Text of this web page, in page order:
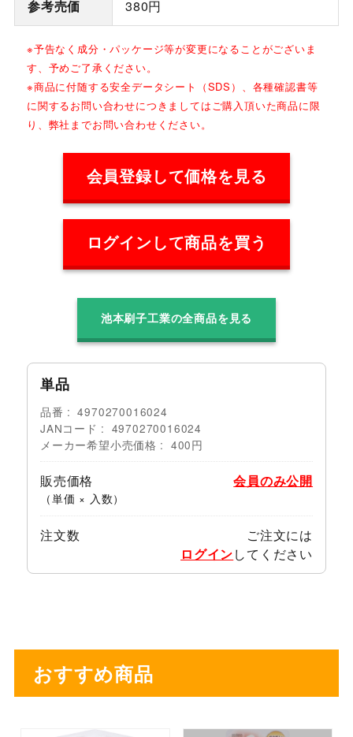
参考売価 380円
※予告なく成分・パッケージ等が変更になることがございま
す、予めご了承ください。
※商品に付随する安全データシート（SDS）、各種確認書等
に関するお問い合わせにつきましてはご購入頂いた商品に限
り、弊社までお問い合わせください。
会員登録して価格を見る
ログインして商品を買う
池本刷子工業の全商品を見る
単品
品番
4970270016024
JANコード
4970270016024
メーカー希望小売価格
400円
販売価格
（単価 × 入数）
会員のみ公開
注文数
ご注文には
ログインしてください
おすすめ商品